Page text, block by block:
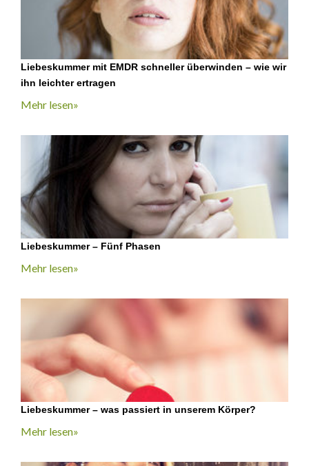
Liebeskummer mit EMDR schneller überwinden – wie wir
ihn leichter ertragen
Mehr lesen»
Liebeskummer – Fünf Phasen
Mehr lesen»
Liebeskummer – was passiert in unserem Körper?
Mehr lesen»